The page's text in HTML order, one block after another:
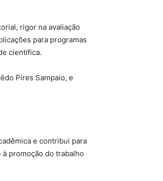
rigor na avaliação
para programas
científica.
Pires Sampaio, e
e contribui para
promoção do trabalho